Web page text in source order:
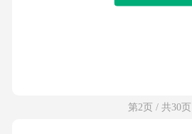
第2页 / 共30页